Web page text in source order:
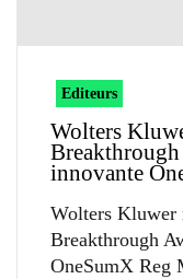
Editeurs
Wolters
innovante
Wolters Kluwer
Breakthrough
OneSumX Reg